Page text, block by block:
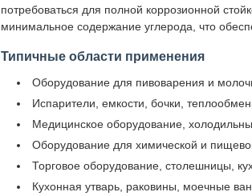
потребоваться для полной коррозионной
минимальное содержание углерода, что
Типичные области применения
Оборудование для пивоварения и
Испарители, емкости, бочки,
Медицинское оборудование,
Оборудование для химической и
Торговое оборудование, столешницы,
Кухонная утварь, раковины, моечные